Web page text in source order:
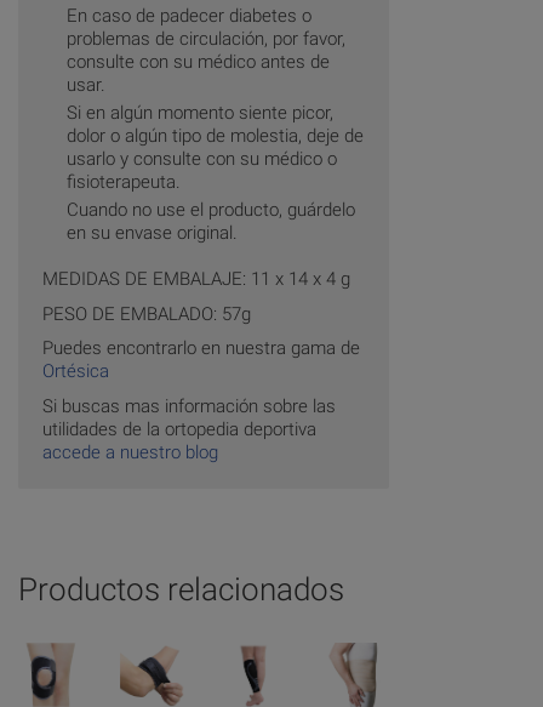
En caso de padecer diabetes o
problemas de circulación, por favor,
consulte con su médico antes de
usar.
Si en algún momento siente picor,
dolor o algún tipo de molestia, deje de
usarlo y consulte con su médico o
fisioterapeuta.
Cuando no use el producto, guárdelo
en su envase original.
MEDIDAS DE EMBALAJE: 11 x 14 x 4 g
PESO DE EMBALADO: 57g
Puedes encontrarlo en nuestra gama de
Ortésica
Si buscas mas información sobre las
utilidades de la ortopedia deportiva
accede a nuestro blog
Productos relacionados